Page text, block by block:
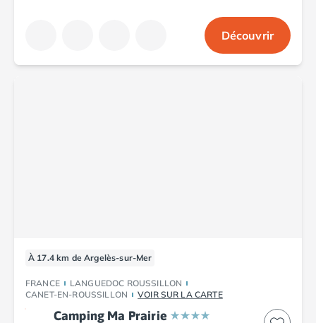
Découvrir
À 17.4 km de Argelès-sur-Mer
FRANCE
LANGUEDOC ROUSSILLON
CANET-EN-ROUSSILLON
VOIR SUR LA CARTE
Camping Ma Prairie